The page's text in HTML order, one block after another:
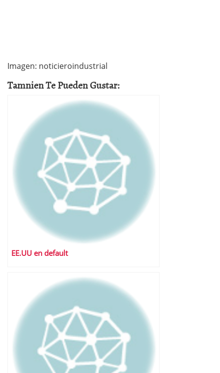
Imagen: noticieroindustrial
Tamnien Te Pueden Gustar:
EE.UU en default